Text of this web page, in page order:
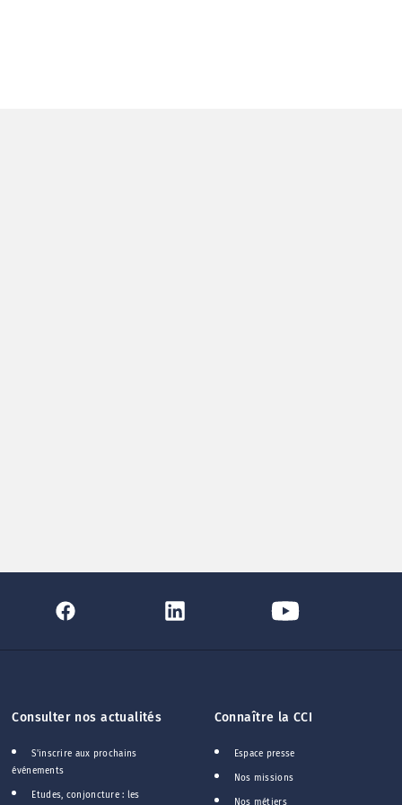
Consulter nos actualités
S'inscrire aux prochains
événements
Etudes, conjoncture : les
Connaître la CCI
Espace presse
Nos missions
Nos métiers